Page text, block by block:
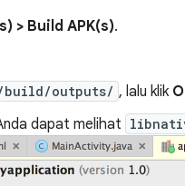
> Build APK(s).
build/outputs/ , lalu klik
dapat melihat